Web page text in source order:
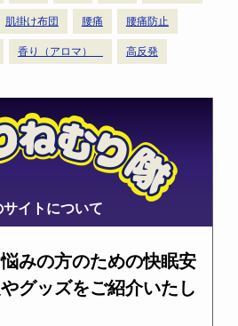
肌掛け布団 腰痛 腰痛防止
香り（アロマ） 高反発
サイトについて
みの方のための快眠安
グッズをご紹介いたし